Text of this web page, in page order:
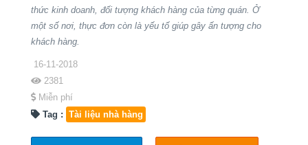
thức kinh doanh, đối tượng khách hàng của từng quán. Ở
một số nơi, thực đơn còn là yếu tố giúp gây ấn tượng cho
khách hàng.
16-11-2018
2381
Miễn phí
Tag : Tài liệu nhà hàng